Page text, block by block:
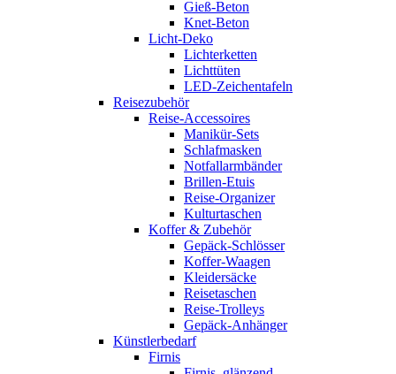
Gieß-Beton
Knet-Beton
Licht-Deko
Lichterketten
Lichttüten
LED-Zeichentafeln
Reisezubehör
Reise-Accessoires
Manikür-Sets
Schlafmasken
Notfallarmbänder
Brillen-Etuis
Reise-Organizer
Kulturtaschen
Koffer & Zubehör
Gepäck-Schlösser
Koffer-Waagen
Kleidersäcke
Reisetaschen
Reise-Trolleys
Gepäck-Anhänger
Künstlerbedarf
Firnis